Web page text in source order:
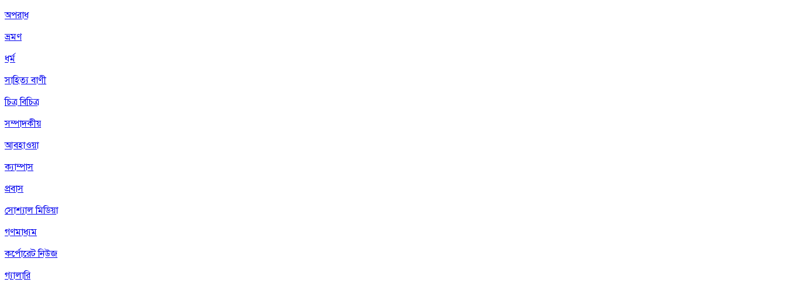
অপরাধ
ভ্রমণ
ধর্ম
সাহিত্য বাণী
চিত্র বিচিত্র
সম্পাদকীয়
আবহাওয়া
ক্যাম্পাস
প্রবাস
সোশ্যাল মিডিয়া
গণমাধ্যম
কর্পোরেট নিউজ
গ্যালারি